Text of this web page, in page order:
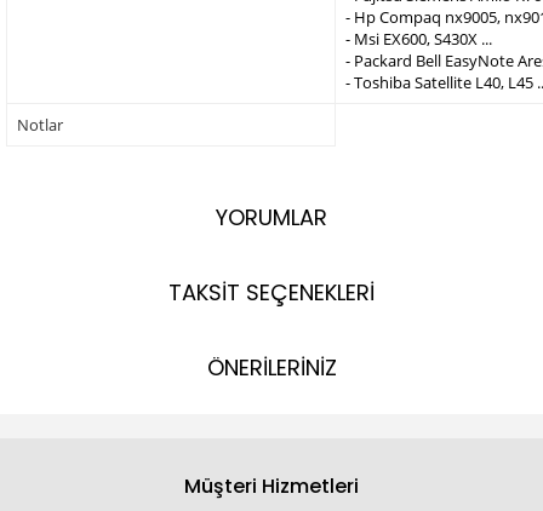
- Hp Compaq nx9005,
- Msi EX600, S430X ...
- Packard Bell EasyNote
- Toshiba Satellite L40, L45
Notlar
YORUMLAR
TAKSİT SEÇENEKLERİ
ÖNERİLERİNİZ
Müşteri Hizmetleri